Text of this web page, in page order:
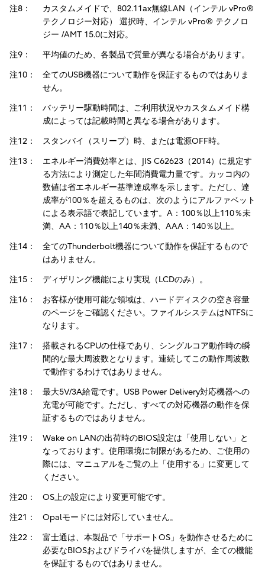
注8：
カスタムメイドで、802.11ax無線LAN（インテル vPro®
テクノロジー対応） 選択時、インテル vPro® テクノロ
ジー /AMT 15.0に対応。
注9：
平均値のため、各製品で質量が異なる場合があります。
注10：
全てのUSB機器について動作を保証するものではありま
せん。
注11：
バッテリー駆動時間は、ご利用状況やカスタムメイド構
成によっては記載時間と異なる場合があります。
注12：
スタンバイ（スリープ）時、または電源OFF時。
注13：
エネルギー消費効率とは、JIS C62623（2014）に規定す
る方法により測定した年間消費電力量です。カッコ内の
数値は省エネルギー基準達成率を示します。ただし、達
成率が100％を超えるものは、次のようにアルファベット
による表示語で表記しています。A：100％以上110％未
満、AA：110％以上140％未満、AAA：140％以上。
注14：
全てのThunderbolt機器について動作を保証するもので
はありません。
注15：
ディザリング機能により実現（LCDのみ）。
注16：
お客様が使用可能な領域は、ハードディスクの空き容量
のページをご確認ください。ファイルシステムはNTFSに
なります。
注17：
搭載されるCPUの仕様であり、シングルコア動作時の瞬
間的な最大周波数となります。連続してこの動作周波数
で動作するわけではありません。
注18：
最大5V/3A給電です。USB Power Delivery対応機器への
充電が可能です。ただし、すべての対応機器の動作を保
証するものではありません。
注19：
Wake on LANの出荷時のBIOS設定は「使用しない」と
なっております。使用環境に制限があるため、ご使用の
際には、マニュアルをご覧の上「使用する」に変更して
ください。
注20：
OS上の設定により変更可能です。
注21：
Opalモードには対応していません。
注22：
富士通は、本製品で「サポートOS」を動作させるために
必要なBIOSおよびドライバを提供しますが、全ての機能
を保証するものではありません。